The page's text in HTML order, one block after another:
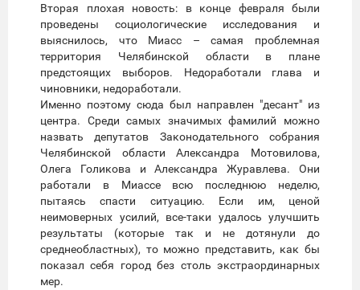
Вторая плохая новость: в конце февраля были
проведены социологические исследования и
выяснилось, что Миасс – самая проблемная
территория Челябинской области в плане
предстоящих выборов. Недоработали глава и
чиновники, недоработали.
Именно поэтому сюда был направлен "десант" из
центра. Среди самых значимых фамилий можно
назвать депутатов Законодательного собрания
Челябинской области Александра Мотовилова,
Олега Голикова и Александра Журавлева. Они
работали в Миассе всю последнюю неделю,
пытаясь спасти ситуацию. Если им, ценой
неимоверных усилий, все-таки удалось улучшить
результаты (которые так и не дотянули до
среднеобластных), то можно представить, как бы
показал себя город без столь экстраординарных
мер.